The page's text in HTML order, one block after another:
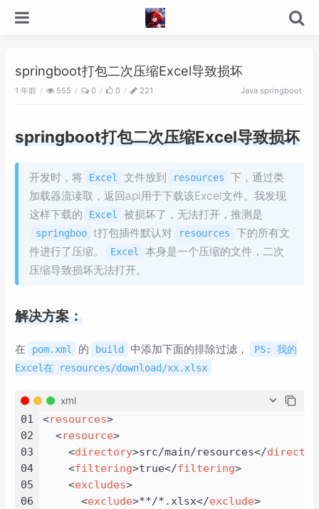
springboot打包二次压缩Excel导致损坏
1 年前 555 0 0 221 Java springboot
springboot打包二次压缩Excel导致损坏
开发时，将 Excel 文件放到 resources
下，通过类
加载器流读取，返回api用于下载该Excel文件。我发现
这样下载的
Excel 被损坏了，无法打开，推测是
springboo t打包插件默认对 resources
下的所有文
件进行了压缩。
Excel
本身是一个压缩的文件，二次
压缩导致损坏无法打开。
解决方案：
在 pom.xml 的 build 中添加下面的排除过滤，
PS: 我的
Excel在 resources/download/xx.xlsx
xml
01
02
03
04
05
06
<resources>
<resource>
<directory>src/main/resources</
<filtering>true</filtering>
<excludes>
<exclude>**/*.xlsx</exclude>